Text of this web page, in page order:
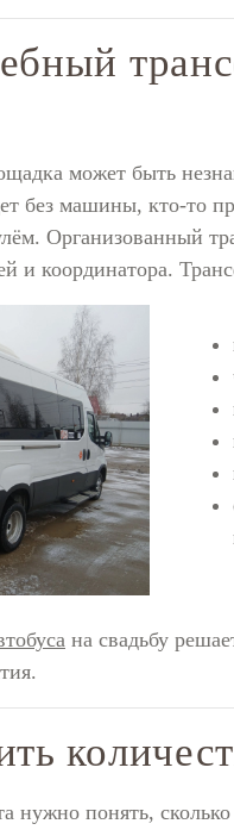
может быть
без машины, кто-то
Организованный
и координатора.
на свадьбу
нужно понять,